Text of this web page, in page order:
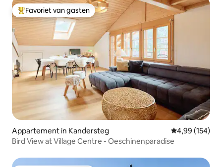
Topfavoriet van gasten
Favoriet van gasten
Appartement in Kandersteg Gemiddelde
4,99 (154)
Bird View at Village Centre - Oeschinenparadise